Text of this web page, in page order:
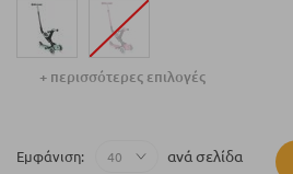
+ περισσότερες επιλογές
Εμφάνιση ανά σελίδα